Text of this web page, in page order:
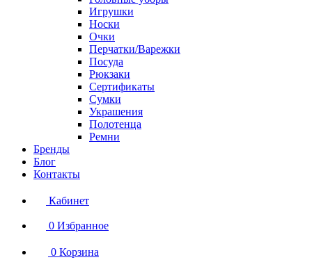
Игрушки
Носки
Очки
Перчатки/Варежки
Посуда
Рюкзаки
Сертификаты
Сумки
Украшения
Полотенца
Ремни
Бренды
Блог
Контакты
Кабинет
0 Избранное
0 Корзина